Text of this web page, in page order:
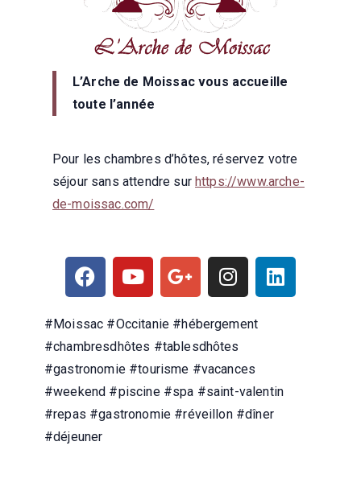
L’Arche de Moissac vous accueille
toute l’année
Pour les chambres d’hôtes, réservez votre
séjour sans attendre surhttps://www.arche-
de-moissac.com/
#Moissac #Occitanie #hébergement
#chambresdhôtes #tablesdhôtes
#gastronomie #tourisme #vacances
#weekend #piscine #spa #saint-valentin
#repas #gastronomie #réveillon #dîner
#déjeuner